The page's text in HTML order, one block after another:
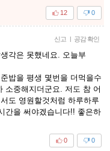
0
12
신고 | 공감 확인
각은 못했네요. 오늘부
밥을 평생 몇번을 더먹을수
소중해지더군요. 저도 참 어
도 영원할것처럼 하루하루
간을 써야겠습니다!! 좋은하
0
0